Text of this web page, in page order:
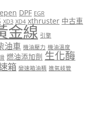
DPF EGR
XD3 XD4 xthruster 中古車
金線 引擎
油車 機油壓力 機油溫度
燃油添加劑 生化酶
箱 變速箱油精 進氣岐管